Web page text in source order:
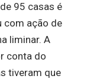
95 casas é
com ação de
liminar. A
conta do
tiveram que